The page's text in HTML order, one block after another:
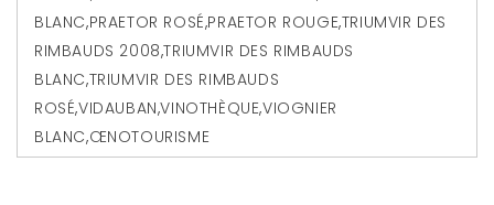
BLANC,PRAETOR ROSÉ,PRAETOR ROUGE,TRIUMVIR DES
RIMBAUDS 2008,TRIUMVIR DES RIMBAUDS
BLANC,TRIUMVIR DES RIMBAUDS
ROSÉ,VIDAUBAN,VINOTHÈQUE,VIOGNIER
BLANC,ŒNOTOURISME